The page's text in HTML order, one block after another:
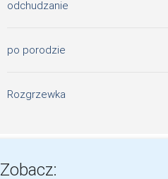
odchudzanie
po porodzie
Rozgrzewka
Zobacz: